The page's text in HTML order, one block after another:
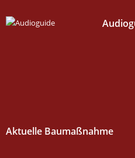
Aktuelle Baumaßnahme